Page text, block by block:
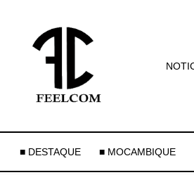
■ DESTAQUE ■ MOCAMBIQUE